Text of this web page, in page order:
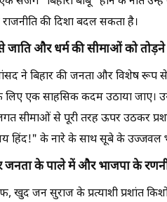
राजनीति की दिशा बदल सकता है।
और धर्म की सीमाओं को तोड़ने
ने बिहार की जनता और विशेष
लिए एक साहसिक कदम उठाया जाए।
सीमाओं से पूरी तरह ऊपर उठकर
हिंद!" के नारे के साथ सूबे के उज्जवल
जनता के पाले में और भाजपा के
खुद जन सुराज के प्रत्याशी प्रशांत